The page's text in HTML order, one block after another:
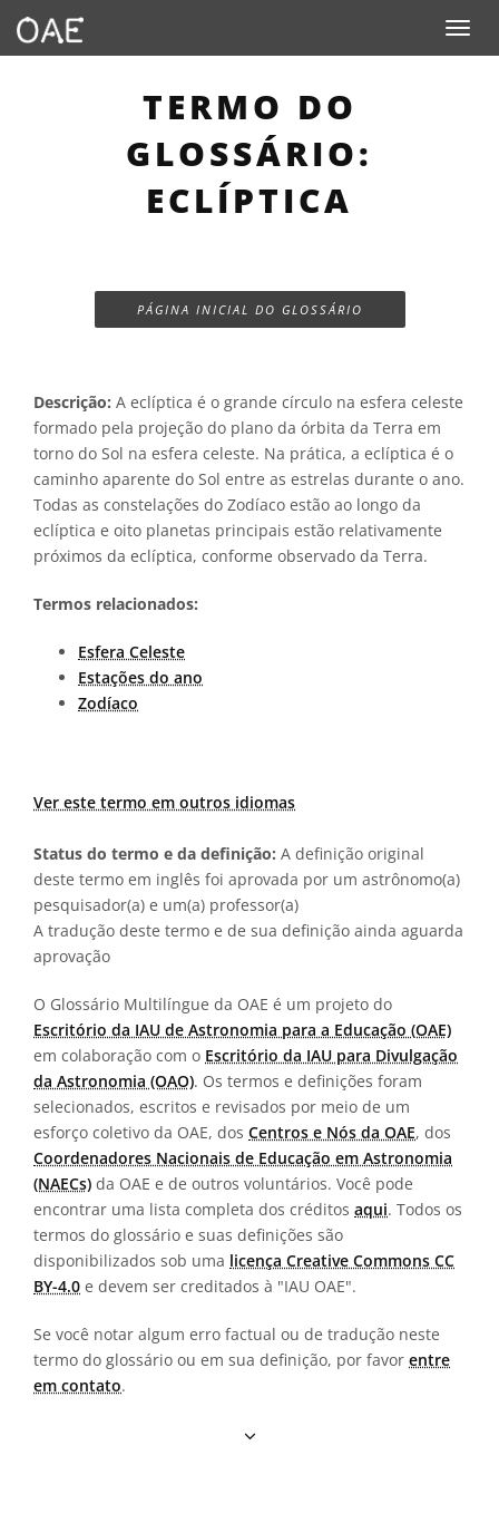
Toggle
TERMO DO
GLOSSÁRIO:
ECLÍPTICA
PÁGINA INICIAL DO GLOSSÁRIO
Descrição: A eclíptica é o grande círculo na esfera celeste
formado pela projeção do plano da órbita da Terra em
torno do Sol na esfera celeste. Na prática, a eclíptica é o
caminho aparente do Sol entre as estrelas durante o ano.
Todas as constelações do Zodíaco estão ao longo da
eclíptica e oito planetas principais estão relativamente
próximos da eclíptica, conforme observado da Terra.
Termos relacionados:
Esfera Celeste
Estações do ano
Zodíaco
Ver este termo em outros idiomas
Status do termo e da definição: A definição original
deste termo em inglês foi aprovada por um astrônomo(a)
pesquisador(a) e um(a) professor(a)
A tradução deste termo e de sua definição ainda aguarda
aprovação
O Glossário Multilíngue da OAE é um projeto do
Escritório da IAU de Astronomia para a Educação (OAE)
em colaboração com o Escritório da IAU para Divulgação
da Astronomia (OAO). Os termos e definições foram
selecionados, escritos e revisados por meio de um
esforço coletivo da OAE, dos Centros e Nós da OAE, dos
Coordenadores Nacionais de Educação em Astronomia
(NAECs) da OAE e de outros voluntários. Você pode
encontrar uma lista completa dos créditos aqui. Todos os
termos do glossário e suas definições são
disponibilizados sob uma licença Creative Commons CC
BY-4.0 e devem ser creditados à "IAU OAE".
Se você notar algum erro factual ou de tradução neste
termo do glossário ou em sua definição, por favor entre
em contato.